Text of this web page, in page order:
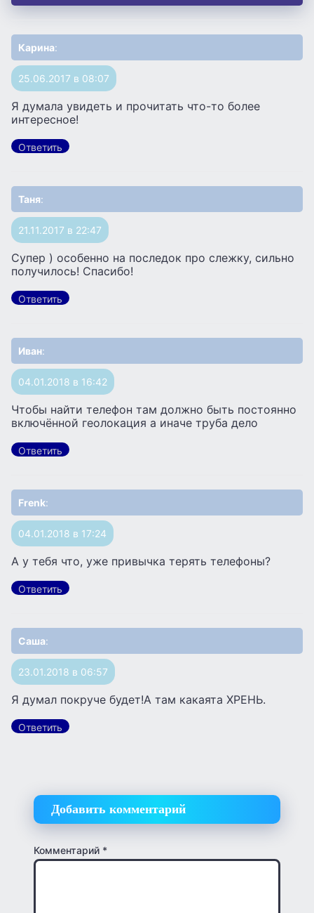
Карина:
25.06.2017 в 08:07
Я думала увидеть и прочитать что-то более
интересное!
Ответить
Таня:
21.11.2017 в 22:47
Супер ) особенно на последок про слежку, сильно
получилось! Спасибо!
Ответить
Иван:
04.01.2018 в 16:42
Чтобы найти телефон там должно быть постоянно
включённой геолокация а иначе труба дело
Ответить
Frenk:
04.01.2018 в 17:24
А у тебя что, уже привычка терять телефоны?
Ответить
Саша:
23.01.2018 в 06:57
Я думал покруче будет!А там какаята ХРЕНЬ.
Ответить
Добавить комментарий
Комментарий *